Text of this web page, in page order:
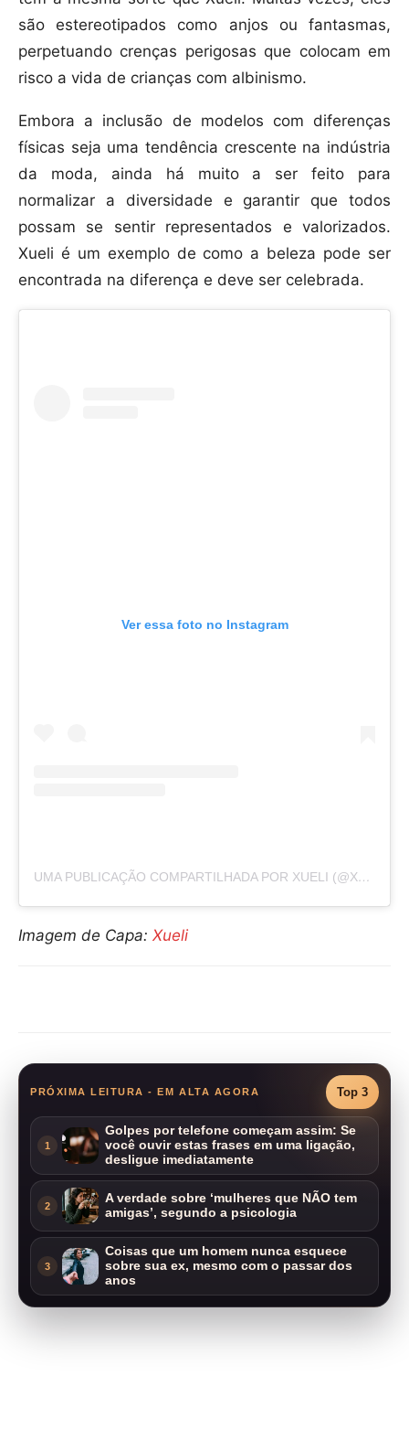
são estereotipados como anjos ou fantasmas,
perpetuando crenças perigosas que colocam em
risco a vida de crianças com albinismo.
Embora a inclusão de modelos com diferenças
físicas seja uma tendência crescente na indústria
da moda, ainda há muito a ser feito para
normalizar a diversidade e garantir que todos
possam se sentir representados e valorizados.
Xueli é um exemplo de como a beleza pode ser
encontrada na diferença e deve ser celebrada.
Ver essa foto no Instagram
UMA PUBLICAÇÃO COMPARTILHADA POR XUELI (@XUELI_A)
Imagem de Capa: Xueli
PRÓXIMA LEITURA - EM ALTA AGORA Top 3
1
Golpes por telefone começam assim: Se
você ouvir estas frases em uma ligação,
desligue imediatamente
2
A verdade sobre ‘mulheres que NÃO tem
amigas’, segundo a psicologia
3
Coisas que um homem nunca esquece
sobre sua ex, mesmo com o passar dos
anos